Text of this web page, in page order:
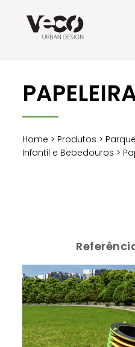
Home > Produtos >
Infantil e Bebedouros >